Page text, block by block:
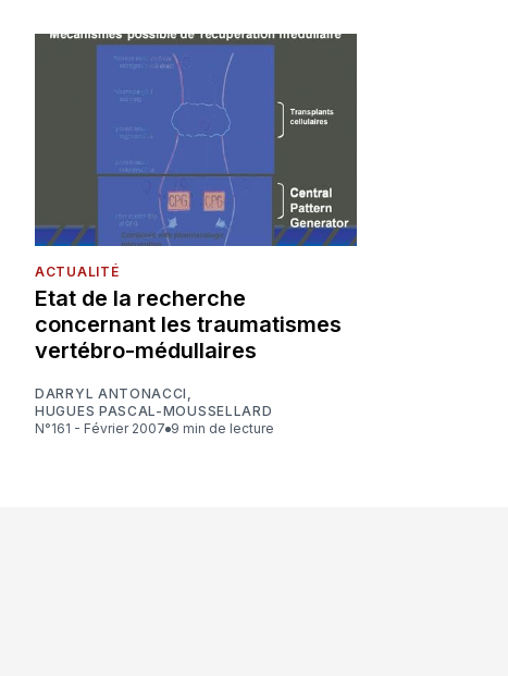
ACTUALITÉ
Etat de la recherche
concernant les traumatismes
vertébro-médullaires
DARRYL ANTONACCI ,
HUGUES PASCAL-MOUSSELLARD
N°161 - Février 2007
9 min de lecture